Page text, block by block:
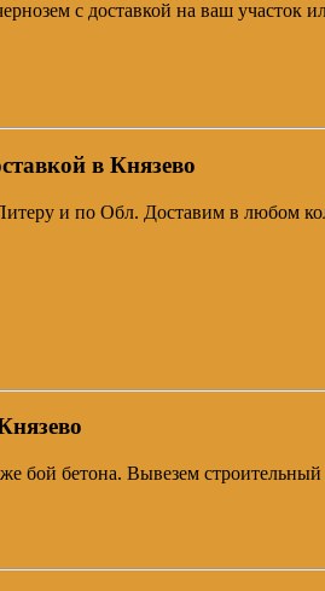
с доставкой на ваш
в Князево
и по Обл. Доставим в любом
бой бетона. Вывезем